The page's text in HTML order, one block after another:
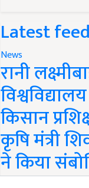
Latest
News
रानी
किसान
कृषि मंत्री
ने किया